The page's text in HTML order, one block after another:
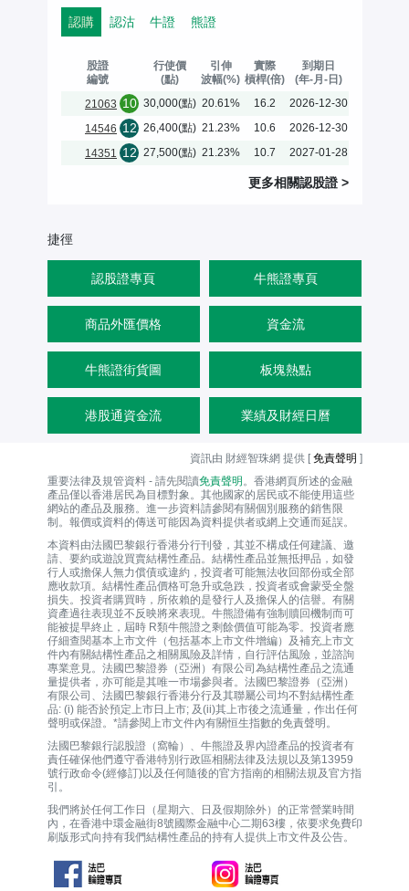
認購 認沽 牛證 熊證
股證
編號
行使價
(點)
引伸
波幅(%)
實際
槓桿(倍)
到期日
(年-月-日)
21063 10 30,000(點) 20.61% 16.2
2026-12-30
14546 12 26,400(點) 21.23% 10.6
2026-12-30
14351 12 27,500(點) 21.23% 10.7 2027-01-28
更多相關認股證>
捷徑
認股證專頁 牛熊證專頁
商品外匯價格 資金流
牛熊證街貨圖 板塊熱點
港股通資金流 業績及財經日曆
資訊由 財經智珠網 提供 [免責聲明 ]
重要法律及規管資料 - 請先閱讀免責聲明 。香港網頁所述的金融
產品僅以香港居民為目標對象。其他國家的居民或不能使用這些
網站的產品及服務。進一步資料請參閱有關個別服務的銷售限
制。報價或資料的傳送可能因為資料提供者或網上交通而延誤。
本資料由法國巴黎銀行香港分行刊發，其並不構成任何建議、邀
請、要約或遊說買賣結構性產品。結構性產品並無抵押品，如發
行人或擔保人無力償債或違約，投資者可能無法收回部份或全部
應收款項。結構性產品價格可急升或急跌，投資者或會蒙受全盤
損失。投資者購買時，所依賴的是發行人及擔保人的信譽。有關
資產過往表現並不反映將來表現。牛熊證備有強制贖回機制而可
能被提早終止，屆時 R類牛熊證之剩餘價值可能為零。投資者應
仔細查閱基本上市文件（包括基本上市文件增編）及補充上市文
件內有關結構性產品之相關風險及詳情，自行評估風險，並諮詢
專業意見。法國巴黎證券（亞洲）有限公司為結構性產品之流通
量提供者，亦可能是其唯一巿場參與者。法國巴黎證券（亞洲）
有限公司、法國巴黎銀行香港分行及其聯屬公司均不對結構性產
品: (i) 能否於預定上市日上市; 及(ii)其上市後之流通量，作出任何
聲明或保證。*請參閱上市文件內有關恒生指數的免責聲明。
法國巴黎銀行認股證（窩輪）、牛熊證及界內證產品的投資者有
責任確保他們遵守香港特別行政區相關法律及法規以及第13959
號行政命令(經修訂)以及任何隨後的官方指南的相關法規及官方指
引。
我們將於任何工作日（星期六、日及假期除外）的正常營業時間
內，在香港中環金融街8號國際金融中心二期63樓，依要求免費印
刷版形式向持有我們結構性產品的持有人提供上市文件及公告。